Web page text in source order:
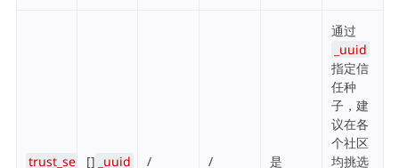
trust_seeds
[] _uuid / / 是
通过
_uuid
指定信
任种
子，建
议在各
个社区
均挑选